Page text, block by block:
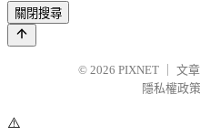
關閉搜尋
© 2026 PIXNET
文
隱私權政策
⚠️